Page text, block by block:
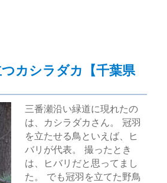
。見応えある空中戦【千葉県浦安市
カシラダカ【千葉県
三番瀬沿い緑道に現れたの
は、カシラダカさん。 冠羽
を立たせる鳥といえば、ヒ
バリが代表。 撮ったとき
は、ヒバリだと思ってまし
た。 でも冠羽を立てた野鳥